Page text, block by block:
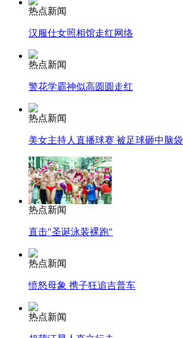
纽约上演“枕头大战”
司机酒驾遇交警 急速倒车逃窜
热点新闻
汉服仕女照相馆走红网络
热点新闻
警花学霸神似高圆圆走红
热点新闻
美女主持人直播球赛 被足球砸中脑袋
热点新闻
直击"圣诞泳装裸跑"
热点新闻
愤怒母象 携子狂追吉普车
热点新闻